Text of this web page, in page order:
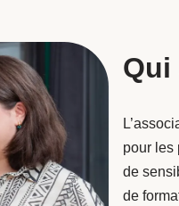
Qui
pour les
de
de